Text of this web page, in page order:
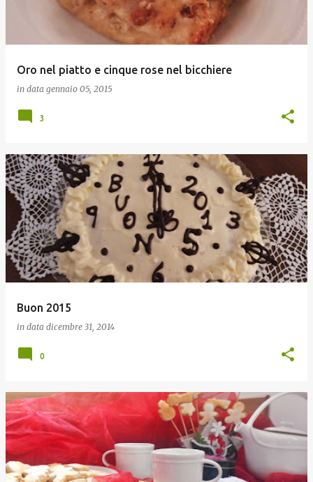
Oro nel piatto e cinque rose nel bicchiere
in data gennaio 05, 2015
3
Buon 2015
in data dicembre 31, 2014
0